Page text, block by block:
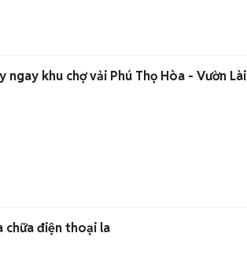
khu chợ vải Phú Thọ Hòa - Vườn Lài
chữa điện thoại la